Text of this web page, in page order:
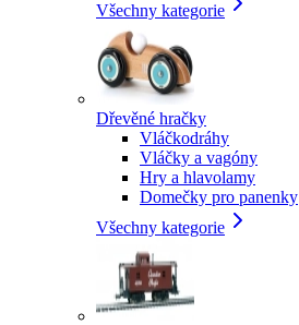
Všechny kategorie
Dřevěné hračky
Vláčkodráhy
Vláčky a vagóny
Hry a hlavolamy
Domečky pro panenky
Všechny kategorie